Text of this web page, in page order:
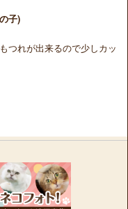
子)
つれが出来るので少しカッ